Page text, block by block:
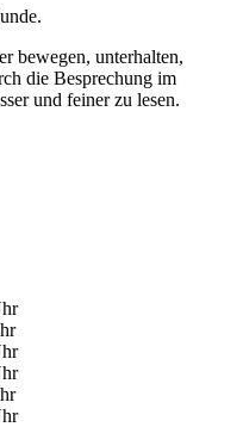
bewegen, unterhalten,
die Besprechung im
und feiner zu lesen.